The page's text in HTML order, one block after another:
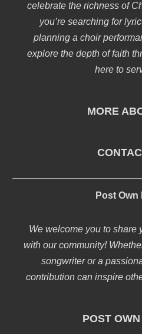
celebrate the richness of
you’re searching for
planning a choir
explore the depth of faith
here to
MORE
Post Own
We welcome you to share
with our community!
songwriter or a
contribution can inspire
POST